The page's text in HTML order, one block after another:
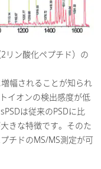
ン酸化ペプチド）の
幅されることが知られ
イオンの検出感度が低
は従来のPSDに比
きな特徴です。そのた
チドのMS/MS測定が可